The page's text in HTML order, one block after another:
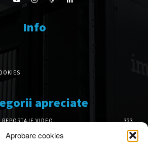
Aprobare cookies
Info
apreciate
REPORTAJE VIDEO
323
INTERIOARE
126